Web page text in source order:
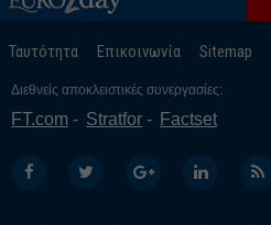
Ταυτότητα Επικοινωνία Sitemap
Διεθνείς αποκλειστικές συνεργασίες:
FT.com Stratfor Factset